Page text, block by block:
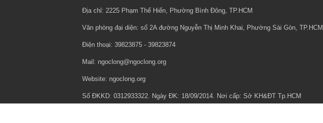
Địa chỉ: 2225 Phạm Thế Hiển, Phường Bình Đông, TP.HCM
Văn phòng đại diện: số 2A đường Nguyễn Thị Minh Khai, Phường Sài Gòn, TP.HCM
Điện thoại: ‎39823875 - ‎39823874
Mail: ngoclong@ngoclong.org
Website: ngoclong.org
Số ĐKKD: 0312933322. Ngày ĐK: 18/09/2014. Nơi cấp: Sở KH&ĐT Tp.HCM